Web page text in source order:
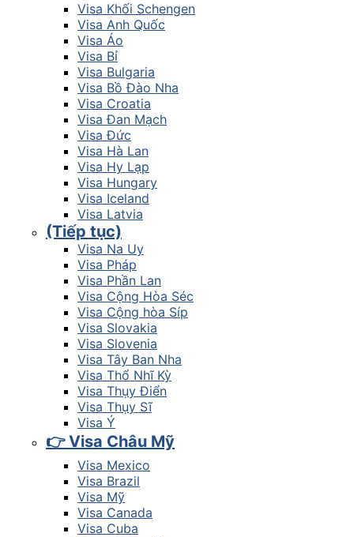
Visa Khối Schengen
Visa Anh Quốc
Visa Áo
Visa Bỉ
Visa Bulgaria
Visa Bồ Đào Nha
Visa Croatia
Visa Đan Mạch
Visa Đức
Visa Hà Lan
Visa Hy Lạp
Visa Hungary
Visa Iceland
Visa Latvia
(Tiếp tục)
Visa Na Uy
Visa Pháp
Visa Phần Lan
Visa Cộng Hòa Séc
Visa Cộng hòa Síp
Visa Slovakia
Visa Slovenia
Visa Tây Ban Nha
Visa Thổ Nhĩ Kỳ
Visa Thụy Điển
Visa Thụy Sĩ
Visa Ý
👉 Visa Châu Mỹ
Visa Mexico
Visa Brazil
Visa Mỹ
Visa Canada
Visa Cuba